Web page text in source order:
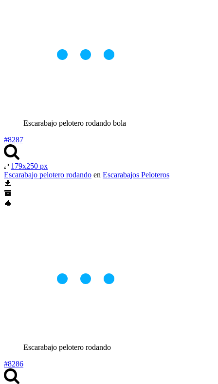
Escarabajo pelotero rodando bola
#8287
179x250 px
Escarabajo pelotero rodando en Escarabajos Peloteros
Escarabajo pelotero rodando
#8286